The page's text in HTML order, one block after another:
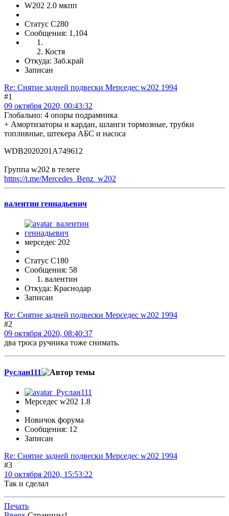
W202 2.0 мкпп
Статус C280
Сообщения: 1,104
Костя
Откуда: Заб.край
Записан
Re: Снятие задней подвески Мерседес w202 1994
#1
09 октября 2020, 00:43:32
Глобально: 4 опоры подрамника
+ Амортизаторы и кардан, шланги тормозные, трубки
топливные, штекера АБС и насоса
WDB2020201A749612
Группа w202 в телеге
https://t.me/Mercedes_Benz_w202
валентин геннадьевич
мерседес 202
Статус C180
Сообщения: 58
валентин
Откуда: Краснодар
Записан
Re: Снятие задней подвески Мерседес w202 1994
#2
09 октября 2020, 08:40:37
два троса ручника тоже снимать.
Руслан111
Мерседес w202 1.8
Новичок форума
Сообщения: 12
Записан
Re: Снятие задней подвески Мерседес w202 1994
#3
10 октября 2020, 15:53:22
Так и сделал
Печать